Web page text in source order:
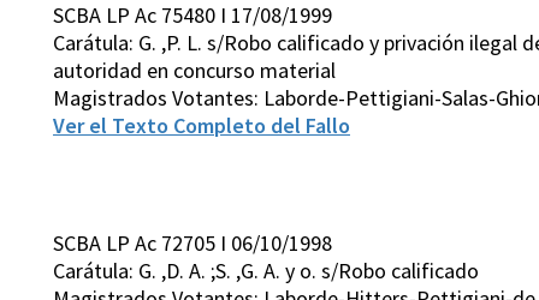
SCBA LP Ac 75480 I 17/08/1999
Carátula: G. ,P. L. s/Robo calificado y privación ilegal
autoridad en concurso material
Magistrados Votantes: Laborde-Pettigiani-Salas-
Ver el Texto Completo del Fallo
SCBA LP Ac 72705 I 06/10/1998
Carátula: G. ,D. A. ;S. ,G. A. y o. s/Robo calificado